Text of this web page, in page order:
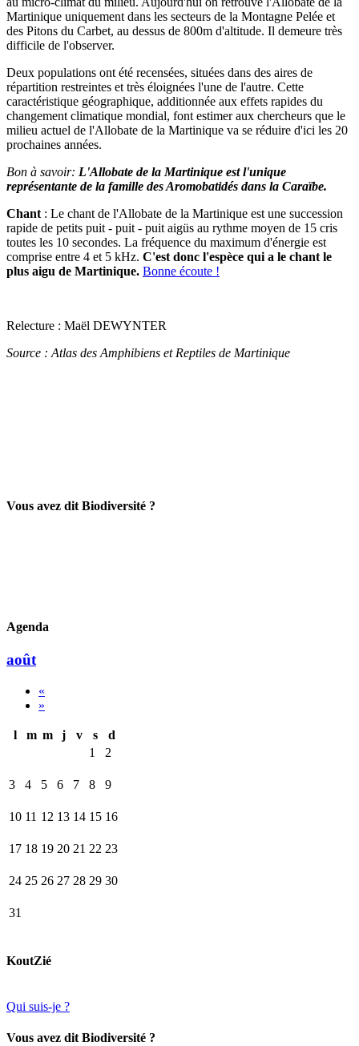
Martinique uniquement dans les secteurs de la Montagne Pelée et
des Pitons du Carbet, au dessus de 800m d'altitude. Il demeure très
difficile de l'observer.
Deux populations ont été recensées, situées dans des aires de
répartition restreintes et très éloignées l'une de l'autre. Cette
caractéristique géographique, additionnée aux effets rapides du
changement climatique mondial, font estimer aux chercheurs que le
milieu actuel de l'Allobate de la Martinique va se réduire d'ici les 20
prochaines années.
Bon à savoir: L'Allobate de la Martinique est l'unique
représentante de la famille des Aromobatidés dans la Caraïbe.
Chant : Le chant de l'Allobate de la Martinique est une succession
rapide de petits puit - puit - puit aigüs au rythme moyen de 15 cris
toutes les 10 secondes. La fréquence du maximum d'énergie est
comprise entre 4 et 5 kHz. C'est donc l'espèce qui a le chant le
plus aigu de Martinique. Bonne écoute !
Relecture : Maël DEWYNTER
Source : Atlas des Amphibiens et Reptiles de Martinique
Vous avez dit Biodiversité ?
Agenda
août
«
»
l m m j v s
d
1
2
3 4 5 6 7 8 9
10 11 12 13 14 15 16
17 18 19 20 21 22 23
24 25 26 27 28 29 30
31
KoutZié
Qui suis-je ?
Vous avez dit Biodiversité ?